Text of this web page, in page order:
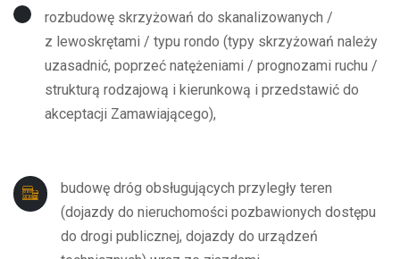
rozbudowę skrzyżowań do skanalizowanych /
z lewoskrętami / typu rondo (typy skrzyżowań należy
uzasadnić, poprzeć natężeniami / prognozami ruchu /
strukturą rodzajową i kierunkową i przedstawić do
akceptacji Zamawiającego),
budowę dróg obsługujących przyległy teren
(dojazdy do nieruchomości pozbawionych dostępu
do drogi publicznej, dojazdy do urządzeń